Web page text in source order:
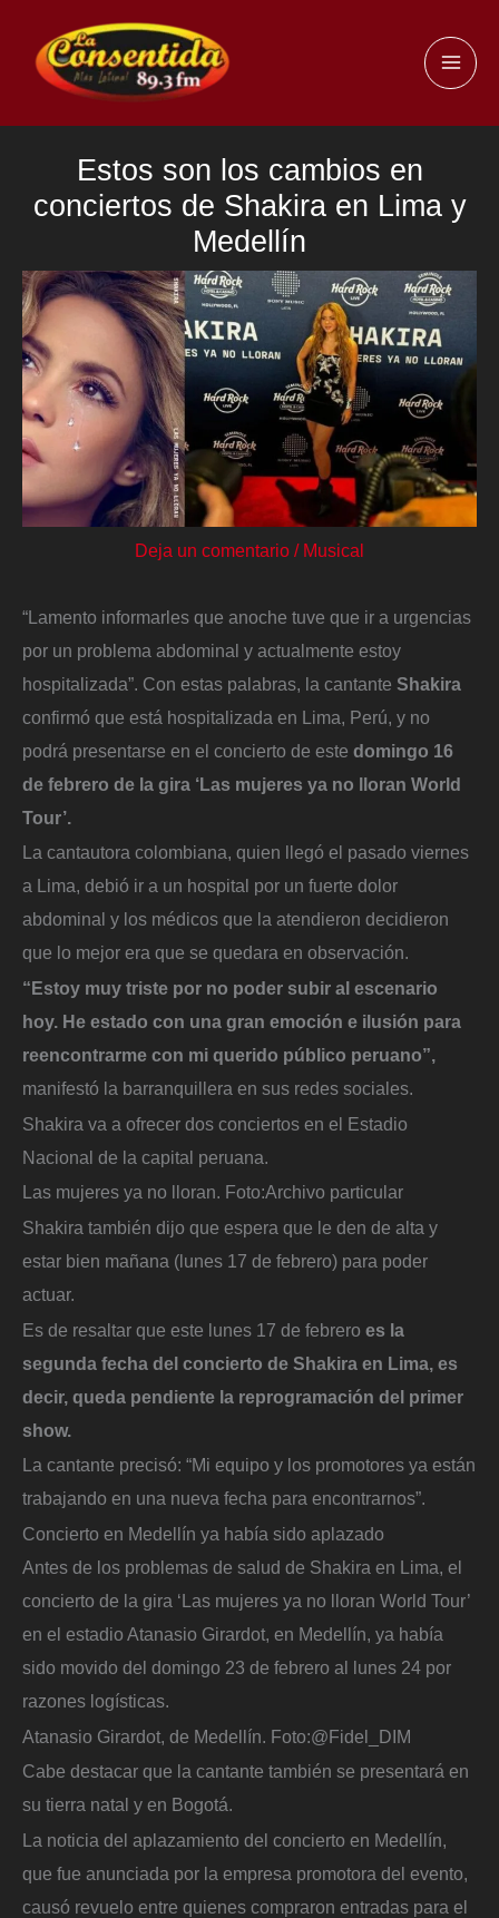
contenido
Estos son los cambios en
conciertos de Shakira en Lima y
Medellín
Deja un comentario / Musical
“Lamento informarles que anoche tuve que ir a urgencias
por un problema abdominal y actualmente estoy
hospitalizada”. Con estas palabras, la cantante Shakira
confirmó que está hospitalizada en Lima, Perú, y no
podrá presentarse en el concierto de este domingo 16
de febrero de la gira ‘Las mujeres ya no lloran World
Tour’.
La cantautora colombiana, quien llegó el pasado viernes
a Lima, debió ir a un hospital por un fuerte dolor
abdominal y los médicos que la atendieron decidieron
que lo mejor era que se quedara en observación.
“Estoy muy triste por no poder subir al escenario
hoy. He estado con una gran emoción e ilusión para
reencontrarme con mi querido público peruano”,
manifestó la barranquillera en sus redes sociales.
Shakira va a ofrecer dos conciertos en el Estadio
Nacional de la capital peruana.
Las mujeres ya no lloran. Foto:Archivo particular
Shakira también dijo que espera que le den de alta y
estar bien mañana (lunes 17 de febrero) para poder
actuar.
Es de resaltar que este lunes 17 de febrero es la
segunda fecha del concierto de Shakira en Lima, es
decir, queda pendiente la reprogramación del primer
show.
La cantante precisó: “Mi equipo y los promotores ya están
trabajando en una nueva fecha para encontrarnos”.
Concierto en Medellín ya había sido aplazado
Antes de los problemas de salud de Shakira en Lima, el
concierto de la gira ‘Las mujeres ya no lloran World Tour’
en el estadio Atanasio Girardot, en Medellín, ya había
sido movido del domingo 23 de febrero al lunes 24 por
razones logísticas.
Atanasio Girardot, de Medellín. Foto:@Fidel_DIM
Cabe destacar que la cantante también se presentará en
su tierra natal y en Bogotá.
La noticia del aplazamiento del concierto en Medellín,
que fue anunciada por la empresa promotora del evento,
causó revuelo entre quienes compraron entradas para el